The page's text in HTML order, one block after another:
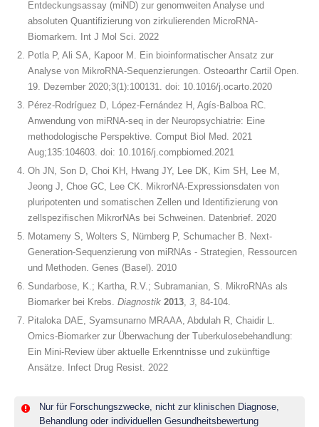
Entdeckungsassay (miND) zur genomweiten Analyse und
absoluten Quantifizierung von zirkulierenden MicroRNA-
Biomarkern. Int J Mol Sci. 2022
Potla P, Ali SA, Kapoor M. Ein bioinformatischer Ansatz zur
Analyse von MikroRNA-Sequenzierungen. Osteoarthr Cartil Open.
19. Dezember 2020;3(1):100131. doi: 10.1016/j.ocarto.2020
Pérez-Rodríguez D, López-Fernández H, Agís-Balboa RC.
Anwendung von miRNA-seq in der Neuropsychiatrie: Eine
methodologische Perspektive. Comput Biol Med. 2021
Aug;135:104603. doi: 10.1016/j.compbiomed.2021
Oh JN, Son D, Choi KH, Hwang JY, Lee DK, Kim SH, Lee M,
Jeong J, Choe GC, Lee CK. MikrorNA-Expressionsdaten von
pluripotenten und somatischen Zellen und Identifizierung von
zellspezifischen MikrorNAs bei Schweinen. Datenbrief. 2020
Motameny S, Wolters S, Nürnberg P, Schumacher B. Next-
Generation-Sequenzierung von miRNAs - Strategien, Ressourcen
und Methoden. Genes (Basel). 2010
Sundarbose, K.; Kartha, R.V.; Subramanian, S. MikroRNAs als
Biomarker bei Krebs. Diagnostik 2013, 3, 84-104.
Pitaloka DAE, Syamsunarno MRAAA, Abdulah R, Chaidir L.
Omics-Biomarker zur Überwachung der Tuberkulosebehandlung:
Ein Mini-Review über aktuelle Erkenntnisse und zukünftige
Ansätze. Infect Drug Resist. 2022
Nur für Forschungszwecke, nicht zur klinischen Diagnose,
Behandlung oder individuellen Gesundheitsbewertung